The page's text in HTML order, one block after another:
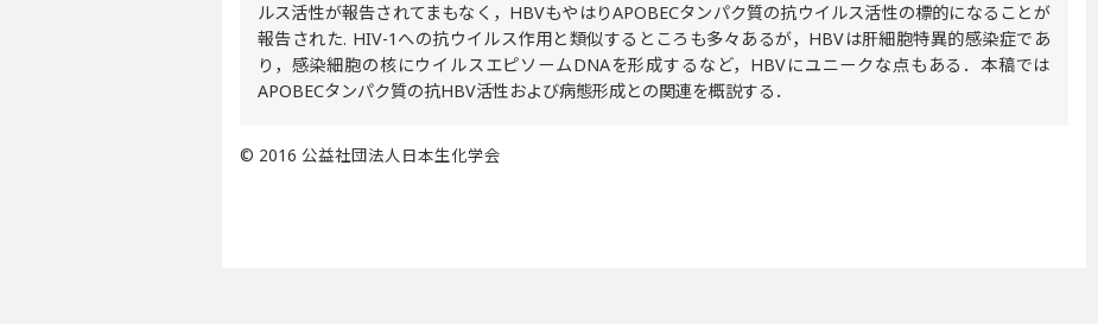
ルス活性が報告されてまもなく，HBVもやはりAPOBECタンパク質の抗ウイルス活性の標的になることが
報告された. HIV-1への抗ウイルス作用と類似するところも多々あるが，HBVは肝細胞特異的感染症であ
り，感染細胞の核にウイルスエピソームDNAを形成するなど，HBVにユニークな点もある．本稿では
APOBECタンパク質の抗HBV活性および病態形成との関連を概説する．
© 2016 公益社団法人日本生化学会